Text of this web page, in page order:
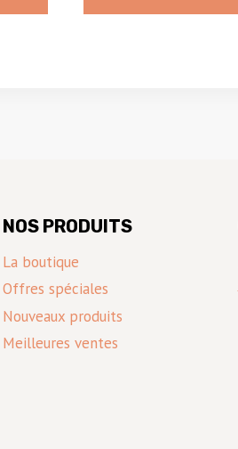
NOS PRODUITS
La boutique
Offres spéciales
Nouveaux produits
Meilleures ventes